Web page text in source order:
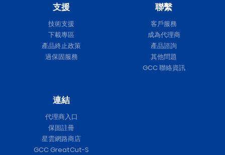
支援
技術支援
下載專區
產品終止政策
過保固服務
聯繫
客戶服務
成為代理商
產品諮詢
其他問題
GCC 聯絡資訊
連結
代理商入口
保固註冊
星雲網路商店
GCC GreatCut-S